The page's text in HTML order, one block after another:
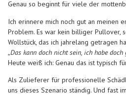
Genau so beginnt für viele der
Ich erinnere mich noch gut an meinen
Problem. Es war kein billiger Pullover,
Wollstück, das ich jahrelang getragen
„Das kann doch nicht sein, ich habe doch
Heute weiß ich: Genau das ist typisch
Als Zulieferer für professionelle
uns dieses Szenario ständig. Und fast